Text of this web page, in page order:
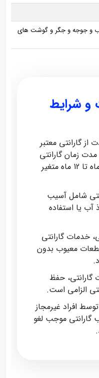
و جوجه و جگر و گوشت های
و شرایط
از گارانتی معتبر
زمان گارانتی
بسته به نوع کالا بین 5 ماه تا 12 ماه متغیر
شامل آسیب‌
آب یا استفاده
خدمات گارانتی
معیوب بدون
گارانتی، حفظ
الزامی است.
افراد غیرمجاز
موجب لغو